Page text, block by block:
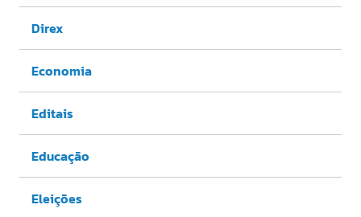
Direx
Economia
Editais
Educação
Eleições